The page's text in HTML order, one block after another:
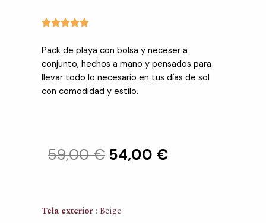
Pack de playa con bolsa y neceser a
conjunto, hechos a mano y pensados para
llevar todo lo necesario en tus días de sol
con comodidad y estilo.
59,00€ El
54,00 €El
Tela exterior Beige
Pack
playa